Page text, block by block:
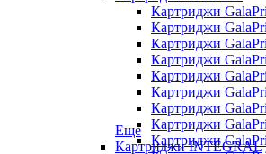
Картриджи
Картриджи
Картриджи
Картриджи
Картриджи
Картриджи
Картриджи
Картриджи
Картриджи
Еще
Картриджи INTEGRAL